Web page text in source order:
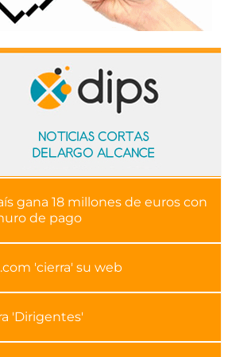
gana 18 millones de euros con
de pago
'cierra' su web
'Dirigentes'